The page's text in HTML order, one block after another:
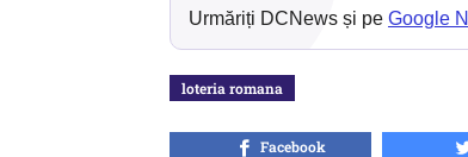
Urmăriți DCNews și pe Google
loteria romana
Facebook